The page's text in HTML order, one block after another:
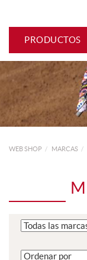
PRODUCTOS
WEB SHOP MARCAS
M